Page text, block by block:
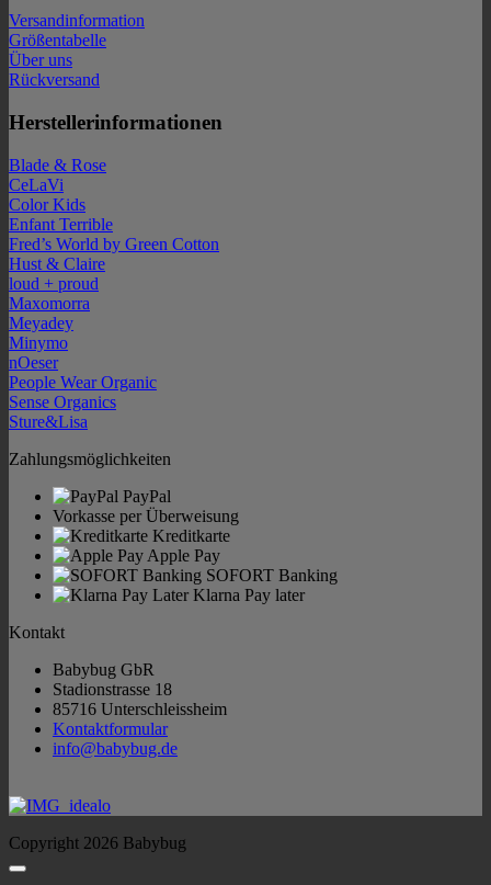
Versandinformation
Größentabelle
Über uns
Rückversand
Herstellerinformationen
Blade & Rose
CeLaVi
Color Kids
Enfant Terrible
Fred’s World by Green Cotton
Hust & Claire
loud + proud
Maxomorra
Meyadey
Minymo
nOeser
People Wear Organic
Sense Organics
Sture&Lisa
Zahlungsmöglichkeiten
PayPal
Vorkasse per Überweisung
Kreditkarte
Apple Pay
SOFORT Banking
Klarna Pay later
Kontakt
Babybug GbR
Stadionstrasse 18
85716 Unterschleissheim
Kontaktformular
info@babybug.de
Copyright 2026 Babybug